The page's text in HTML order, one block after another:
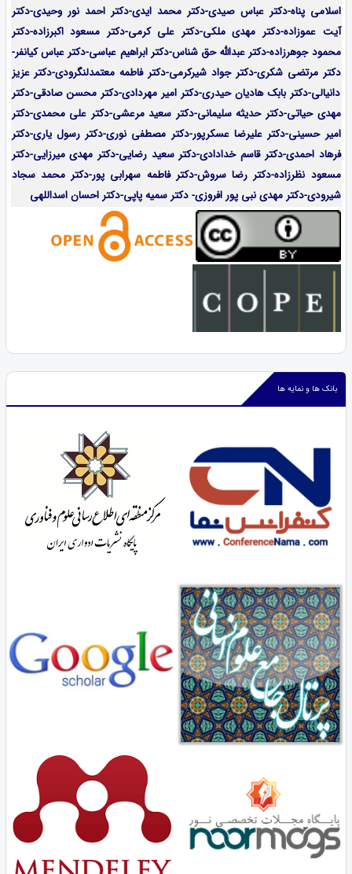
اسلامی پناه-دکتر عباس صیدی-دکتر محمد ایدی-دکتر احمد نور وحیدی-دکتر
آیت عموزاده-دکتر مهدی ملکی-دکتر علی کرمی-دکتر مسعود اکبرزاده-دکتر
محمود جوهرزاده-دکتر عبدالله حق شناس-دکتر ابراهیم عباسی-دکتر عباس کیانفر-
دکتر مرتضی شکری-دکتر جواد شیرکرمی-دکتر فاطمه معتمدلنگرودی-دکتر عزیز
دانیالی-دکتر بابک هادیان حیدری-دکتر امیر مهردادی-دکتر محسن صادقی-دکتر
مهدی حیاتی-دکتر حدیثه سلیمانی-دکتر سعید مرعشی-دکتر علی محمدی-دکتر
امیر حسینی-دکتر علیرضا عسکرپور-دکتر مصطفی نوری-دکتر رسول یاری-دکتر
فرهاد احمدی-دکتر قاسم خدادادی-دکتر سعید رضایی-دکتر مهدی میرزایی-دکتر
مسعود نظرزاده-دکتر رضا سروش-دکتر فاطمه سهرابی پور-دکتر محمد سجاد
شیرودی-دکتر مهدی نبی پور افروزی- دکتر سمیه پاپی-دکتر احسان اسداللهی
بانک ها و نمایه ها